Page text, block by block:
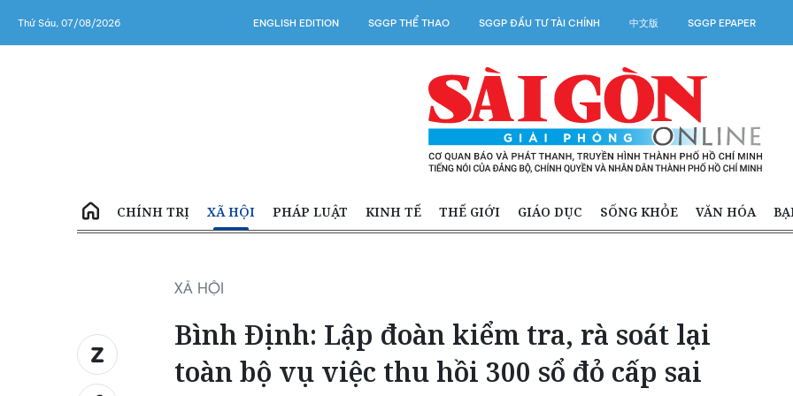
Thứ Sáu, 07/08/2026 ENGLISH EDITION SGGP THỂ THAO SGGP ĐẦU TƯ TÀI CHÍNH 中文版 SGGP EPAPER
CHÍNH TRỊ XÃ HỘI PHÁP LUẬT KINH TẾ THẾ GIỚI GIÁO DỤC SỐNG KHỎE VĂN HÓA
XÃ HỘI
Bình Định: Lập đoàn kiểm tra, rà soát lại
toàn bộ vụ việc thu hồi 300 sổ đỏ cấp sai